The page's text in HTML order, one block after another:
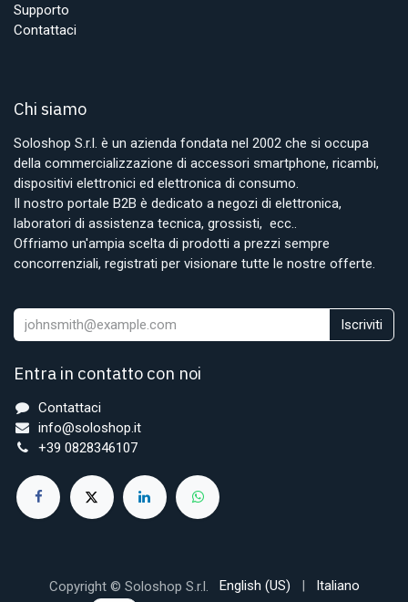
Supporto
Contattaci
Chi siamo
Soloshop S.r.l. è un azienda fondata nel 2002 che si occupa
della commercializzazione di accessori smartphone, ricambi,
dispositivi elettronici ed elettronica di consumo.
Il nostro portale B2B è dedicato a negozi di elettronica,
laboratori di assistenza tecnica, grossisti, ecc..
Offriamo un'ampia scelta di prodotti a prezzi sempre
concorrenziali, registrati per visionare tutte le nostre offerte.
Iscriviti
Entra in contatto con noi
Contattaci
info@soloshop.it
+39 0828346107
Copyright © Soloshop S.r.l. English (US) |
Italiano